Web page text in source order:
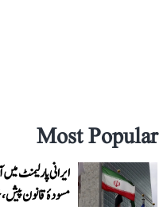
Most Popular
ایرانی پارلیمنٹ
مسودۂ قانون